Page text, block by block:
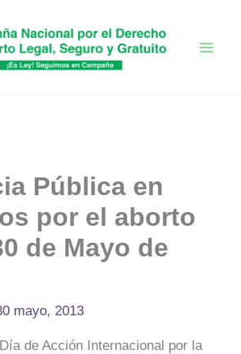
Pública en
por el aborto
de Mayo de
mayo, 2013
de Acción Internacional por la